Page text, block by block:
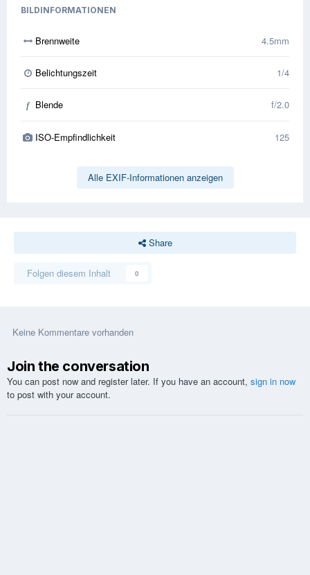
BILDINFORMATIONEN
Brennweite 4.5mm
Belichtungszeit 1/4
f Blende f/2.0
ISO-Empfindlichkeit 125
Alle EXIF-Informationen anzeigen
Share
Folgen diesem Inhalt 0
Keine Kommentare vorhanden
Join the conversation
You can post now and register later. If you have an account, sign in now
to post with your account.